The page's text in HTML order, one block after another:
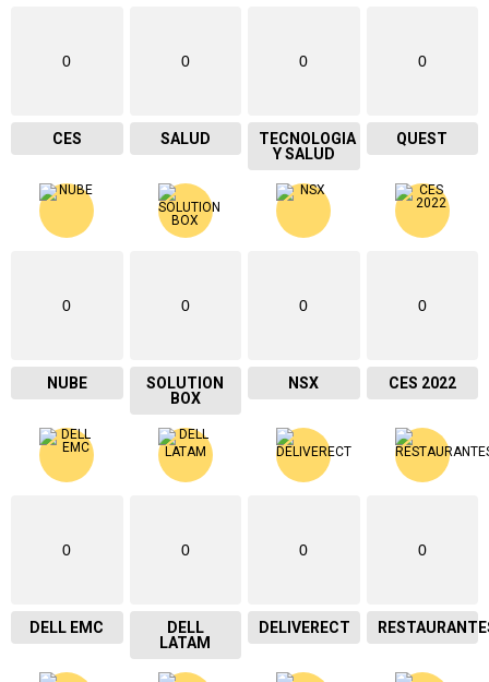
0
CES
0
SALUD
0
TECNOLOGIA
Y SALUD
0
QUEST
0
NUBE
0
SOLUTION
BOX
0
NSX
0
CES 2022
0
DELL EMC
0
DELL
LATAM
0
DELIVERECT
0